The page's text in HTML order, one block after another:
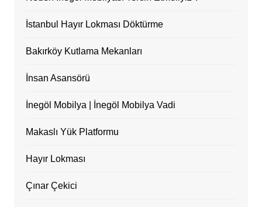
İstanbul Hayır Lokması Döktürme
Bakırköy Kutlama Mekanları
İnsan Asansörü
İnegöl Mobilya | İnegöl Mobilya Vadi
Makaslı Yük Platformu
Hayır Lokması
Çınar Çekici